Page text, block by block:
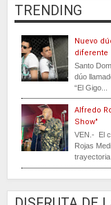
TRENDING
Nuevo
diferente
Santo
dúo
“El Gigo...
Alfredo
Show"
VEN.- El
Rojas
trayectoria